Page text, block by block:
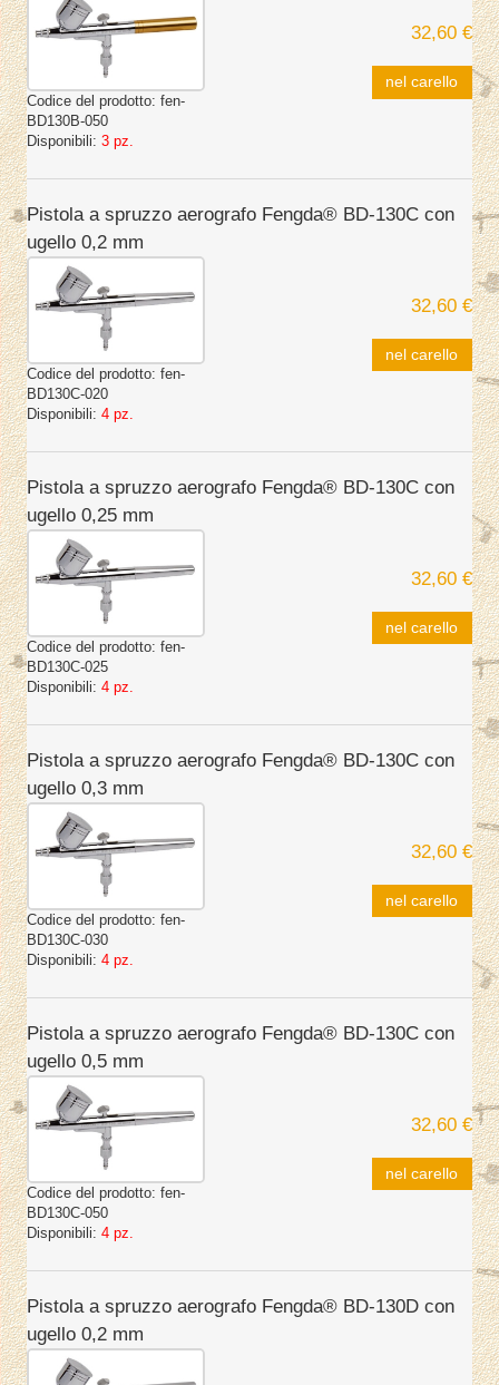
Codice del prodotto: fen-
BD130B-050
Disponibili: 3 pz.
32,60 €
nel carello
Pistola a spruzzo aerografo Fengda® BD-130C con
ugello 0,2 mm
Codice del prodotto: fen-
BD130C-020
Disponibili: 4 pz.
32,60 €
nel carello
Pistola a spruzzo aerografo Fengda® BD-130C con
ugello 0,25 mm
Codice del prodotto: fen-
BD130C-025
Disponibili: 4 pz.
32,60 €
nel carello
Pistola a spruzzo aerografo Fengda® BD-130C con
ugello 0,3 mm
Codice del prodotto: fen-
BD130C-030
Disponibili: 4 pz.
32,60 €
nel carello
Pistola a spruzzo aerografo Fengda® BD-130C con
ugello 0,5 mm
Codice del prodotto: fen-
BD130C-050
Disponibili: 4 pz.
32,60 €
nel carello
Pistola a spruzzo aerografo Fengda® BD-130D con
ugello 0,2 mm